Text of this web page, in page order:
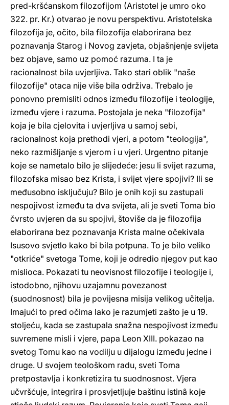
pred-kršćanskom filozofijom (Aristotel je umro oko
322. pr. Kr.) otvarao je novu perspektivu. Aristotelska
filozofija je, očito, bila filozofija elaborirana bez
poznavanja Starog i Novog zavjeta, objašnjenje svijeta
bez objave, samo uz pomoć razuma. I ta je
racionalnost bila uvjerljiva. Tako stari oblik "naše
filozofije" otaca nije više bila održiva. Trebalo je
ponovno premisliti odnos između filozofije i teologije,
između vjere i razuma. Postojala je neka "filozofija"
koja je bila cjelovita i uvjerljiva u samoj sebi,
racionalnost koja prethodi vjeri, a potom "teologija",
neko razmišljanje s vjerom i u vjeri. Urgentno pitanje
koje se nametalo bilo je slijedeće: jesu li svijet razuma,
filozofska misao bez Krista, i svijet vjere spojivi? Ili se
međusobno isključuju? Bilo je onih koji su zastupali
nespojivost između ta dva svijeta, ali je sveti Toma bio
čvrsto uvjeren da su spojivi, štoviše da je filozofija
elaborirana bez poznavanja Krista malne očekivala
Isusovo svjetlo kako bi bila potpuna. To je bilo veliko
"otkriće" svetoga Tome, koji je odredio njegov put kao
mislioca. Pokazati tu neovisnost filozofije i teologije i,
istodobno, njihovu uzajamnu povezanost
(suodnosnost) bila je povijesna misija velikog učitelja.
Imajući to pred očima lako je razumjeti zašto je u 19.
stoljeću, kada se zastupala snažna nespojivost između
suvremene misli i vjere, papa Leon XIII. pokazao na
svetog Tomu kao na vodilju u dijalogu između jedne i
druge. U svojem teološkom radu, sveti Toma
pretpostavlja i konkretizira tu suodnosnost. Vjera
učvršćuje, integrira i prosvjetljuje baštinu istinâ koje